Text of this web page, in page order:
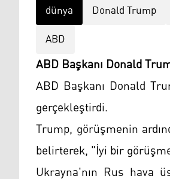
dünya Donald Trump
ABD
ABD Başkanı Donald
ABD Başkanı Donald
gerçekleştirdi.
Trump, görüşmenin
belirterek, "İyi bir
Ukrayna'nın Rus hava